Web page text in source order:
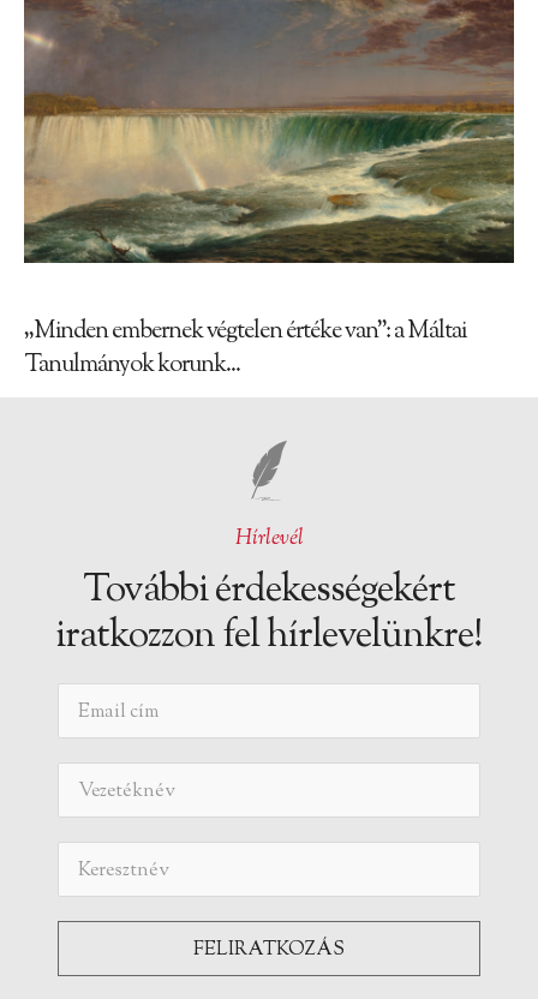
„Minden embernek végtelen értéke van”: a Máltai
Tanulmányok korunk...
Hírlevél
További érdekességekért
iratkozzon fel hírlevelünkre!